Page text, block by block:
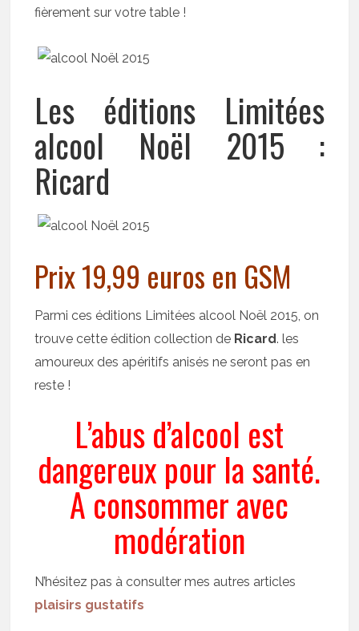
fièrement sur votre table !
Les éditions Limitées
alcool Noël 2015 :
Ricard
Prix 19,99 euros en GSM
Parmi ces éditions Limitées alcool Noël 2015, on
trouve cette édition collection de Ricard. les
amoureux des apéritifs anisés ne seront pas en
reste !
L’abus d’alcool est
dangereux pour la santé.
A consommer avec
modération
N’hésitez pas à consulter mes autres articles
plaisirs gustatifs